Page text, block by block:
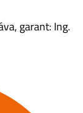
garant: Ing.